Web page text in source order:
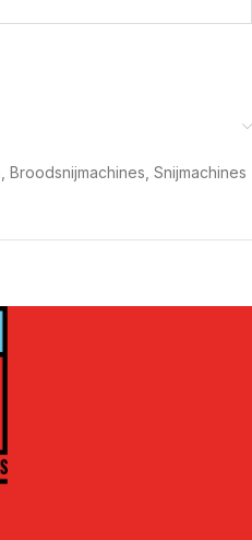
Broodsnijmachines Snijmachines